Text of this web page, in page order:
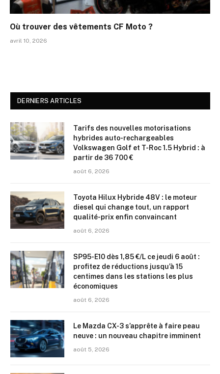
Où trouver des vêtements CF Moto ?
avril 10, 2026
DERNIERS ARTICLES
Tarifs des nouvelles motorisations
hybrides auto-rechargeables
Volkswagen Golf et T-Roc 1.5 Hybrid : à
partir de 36 700 €
août 6, 2026
Toyota Hilux Hybride 48V : le moteur
diesel qui change tout, un rapport
qualité-prix enfin convaincant
août 6, 2026
SP95-E10 dès 1,85 €/L ce jeudi 6 août :
profitez de réductions jusqu’à 15
centimes dans les stations les plus
économiques
août 6, 2026
Le Mazda CX-3 s’apprête à faire peau
neuve : un nouveau chapitre imminent
août 5, 2026